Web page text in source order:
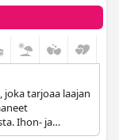
joka tarjoaa laajan
Ihon- ja
ja